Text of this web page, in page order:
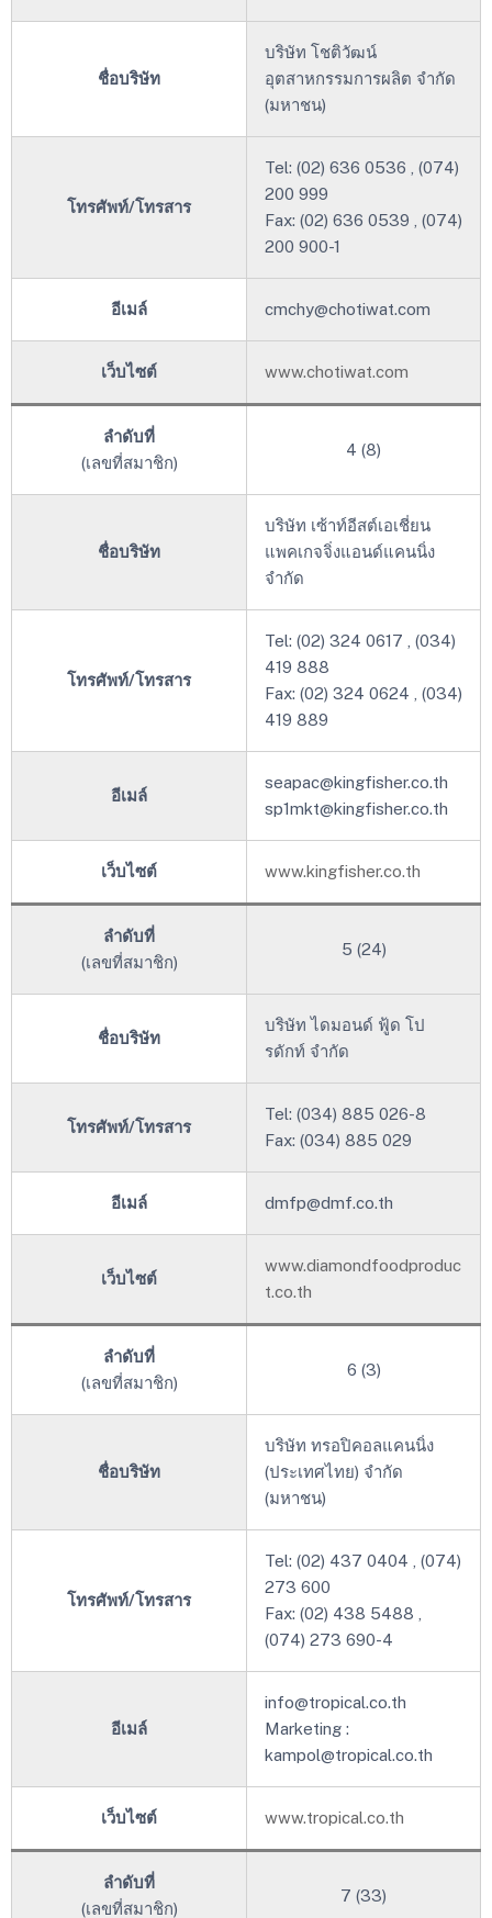
ชื่อบริษัท
บริษัท โชติวัฒน์
อุตสาหกรรมการผลิต จำกัด
(มหาชน)
โทรศัพท์/โทรสาร
Tel: (02) 636 0536 , (074)
200 999
Fax: (02) 636 0539 , (074)
200 900-1
อีเมล์ cmchy@chotiwat.com
เว็บไซต์ www.chotiwat.com
ลำดับที่
(เลขที่สมาชิก)
4 (8)
ชื่อบริษัท
บริษัท เซ้าท์อีสต์เอเชี่ยน
แพคเกจจิ่งแอนด์แคนนิ่ง
จำกัด
โทรศัพท์/โทรสาร
Tel: (02) 324 0617 , (034)
419 888
Fax: (02) 324 0624 , (034)
419 889
อีเมล์
seapac@kingfisher.co.th
sp1mkt@kingfisher.co.th
เว็บไซต์ www.kingfisher.co.th
ลำดับที่
(เลขที่สมาชิก)
5 (24)
ชื่อบริษัท
บริษัท ไดมอนด์ ฟู้ด โป
รดักท์ จำกัด
โทรศัพท์/โทรสาร
Tel: (034) 885 026-8
Fax: (034) 885 029
อีเมล์ dmfp@dmf.co.th
เว็บไซต์
www.diamondfoodproduc
t.co.th
ลำดับที่
(เลขที่สมาชิก)
6 (3)
ชื่อบริษัท
บริษัท ทรอปิคอลแคนนิ่ง
(ประเทศไทย) จำกัด
(มหาชน)
โทรศัพท์/โทรสาร
Tel: (02) 437 0404 , (074)
273 600
Fax: (02) 438 5488 ,
(074) 273 690-4
อีเมล์
info@tropical.co.th
Marketing :
kampol@tropical.co.th
เว็บไซต์ www.tropical.co.th
ลำดับที่
(เลขที่สมาชิก)
7 (33)